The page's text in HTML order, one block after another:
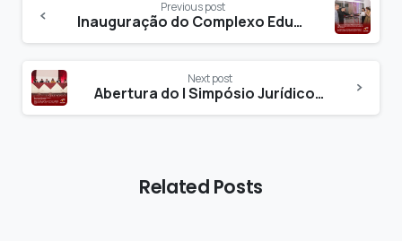
Previous post
Inauguração do Complexo Educacional Evolução e Biblioteca Universitária conta com presença de Dep. Estadual.
Next post
Abertura do I Simpósio Jurídico da Faculdade Evolução
Related Posts